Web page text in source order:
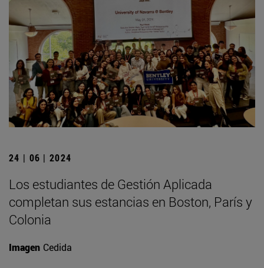
24 | 06 | 2024
Los estudiantes de Gestión Aplicada
completan sus estancias en Boston, París y
Colonia
Imagen Cedida